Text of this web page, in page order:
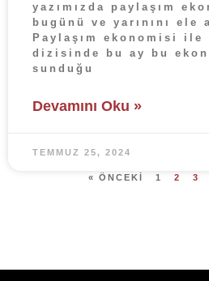
yazımızda paylaşım
bugünü ve yarınını ele
Paylaşım ekonomisi
dizisinde bu ay bu
sunduğu
Devamını Oku »
TEMMUZ 25, 2024
« ÖNCEKI 1 2 3